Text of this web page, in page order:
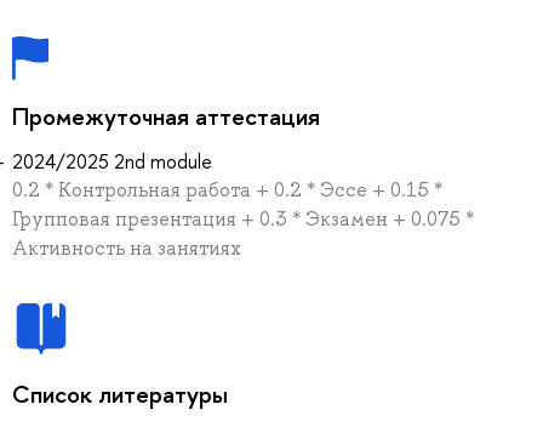
Промежуточная аттестация
2024/2025 2nd module
0.2 * Контрольная работа + 0.2 * Эссе + 0.15 *
Групповая презентация + 0.3 * Экзамен + 0.075 *
Активность на занятиях
Список литературы